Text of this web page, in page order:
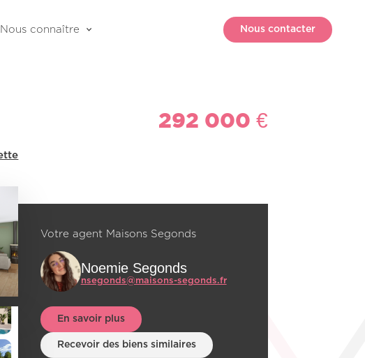
Nous connaître Nous contacter
292 000 €
Votre agent Maisons Segonds
Noemie Segonds
nsegonds@maisons-segonds.fr
En savoir plus
Recevoir des biens similaires